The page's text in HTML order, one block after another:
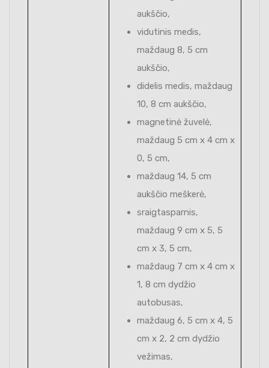
aukščio,
vidutinis medis,
maždaug 8, 5 cm
aukščio,
didelis medis, maždaug
10, 8 cm aukščio,
magnetinė žuvelė,
maždaug 5 cm x 4 cm x
0, 5 cm,
maždaug 14, 5 cm
aukščio meškerė,
sraigtasparnis,
maždaug 9 cm x 5, 5
cm x 3, 5 cm,
maždaug 7 cm x 4 cm x
1, 8 cm dydžio
autobusas,
maždaug 6, 5 cm x 4, 5
cm x 2, 2 cm dydžio
vežimas,